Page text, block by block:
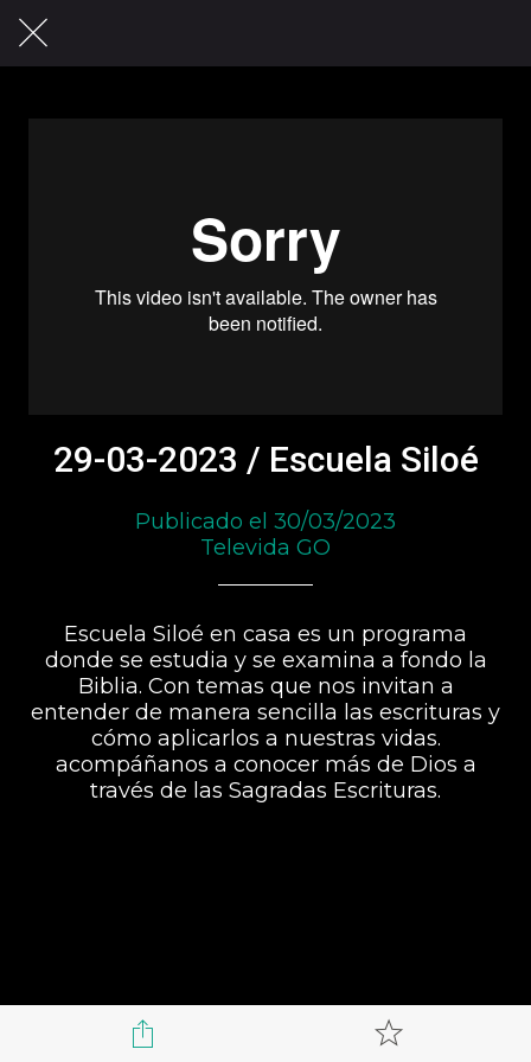
29-03-2023 / Escuela Siloé
Publicado el 30/03/2023
Televida GO
Escuela Siloé en casa es un programa
donde se estudia y se examina a fondo la
Biblia. Con temas que nos invitan a
entender de manera sencilla las escrituras y
cómo aplicarlos a nuestras vidas.
acompáñanos a conocer más de Dios a
través de las Sagradas Escrituras.